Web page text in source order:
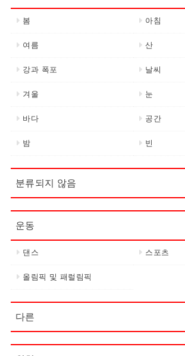
봄 아침
여름 산
강과 폭포 날씨
겨울 눈
바다 공간
밤 빈
분류되지 않음
운동
댄스 스포츠
올림픽 및 패럴림픽
다른